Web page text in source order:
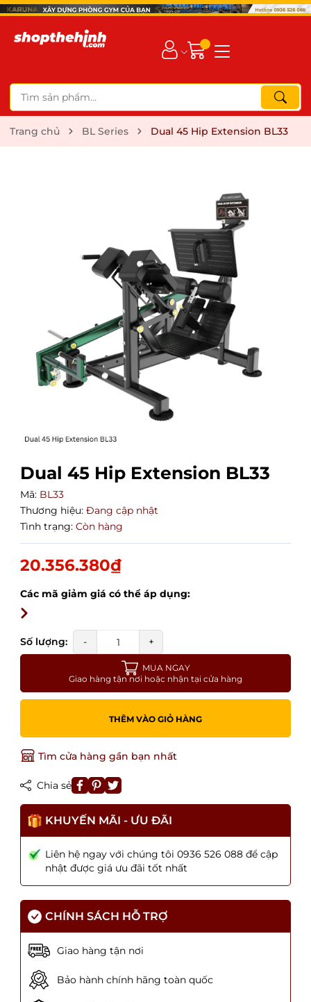
Trang chủ BL Series Dual 45 Hip Extension BL33
Dual 45 Hip Extension BL33
Mã: BL33
Thương hiệu: Đang cập nhật
Tình trạng: Còn hàng
20.356.380₫
Các mã giảm giá có thể áp dụng:
Số lượng: - +
MUA NGAY
Giao hàng tận nơi hoặc nhận tại cửa hàng
THÊM VÀO GIỎ HÀNG
Tìm cửa hàng gần bạn nhất
Chia sẻ
KHUYẾN MÃI - ƯU ĐÃI
Liên hệ ngay với chúng tôi 0936 526 088 để cập
nhật được giá ưu đãi tốt nhất
CHÍNH SÁCH HỖ TRỢ
Giao hàng tận nơi
Bảo hành chính hãng toàn quốc